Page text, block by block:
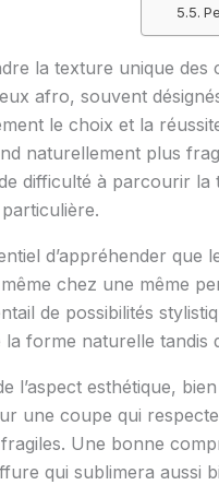
la texture unique
afro, souvent
le choix et la
naturellement plus
difficulté à parcourir la
d’appréhender
chez une même
de possibilités
forme naturelle tandis
l’aspect esthétique,
une coupe qui
Une bonne
qui sublimera aussi